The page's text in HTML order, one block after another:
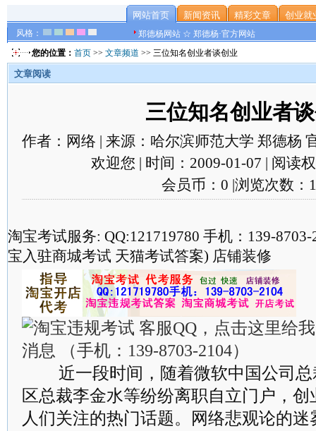
风格：
网站首页 新闻资讯 精彩文章 创业就
郑德杨网站 ☆ 郑德杨·官方网站
您的位置： 首页 >> 文章频道 >> 三位知名创业者谈创业
文章阅读
三位知名创业者
作者：网络 | 来源：哈尔滨师范大学 郑德杨
欢迎您 | 时间：2009-01-07 | 阅读
会员币：0 |浏览次数：
淘宝考试服务: QQ:121719780 手机：139-
宝入驻商城考试 天猫考试答案) 店铺装修
近一段时间，随着微软中国公司
区总裁李金水等纷纷离职自立门户，
人们关注的热门话题。网络悲观论的